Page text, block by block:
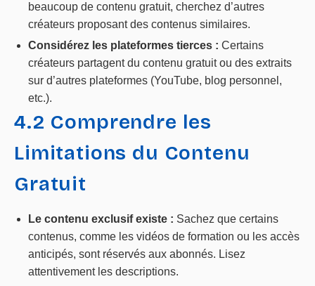
beaucoup de contenu gratuit, cherchez d’autres
créateurs proposant des contenus similaires.
Considérez les plateformes tierces : Certains
créateurs partagent du contenu gratuit ou des extraits
sur d’autres plateformes (YouTube, blog personnel,
etc.).
4.2 Comprendre les
Limitations du Contenu
Gratuit
Le contenu exclusif existe : Sachez que certains
contenus, comme les vidéos de formation ou les accès
anticipés, sont réservés aux abonnés. Lisez
attentivement les descriptions.